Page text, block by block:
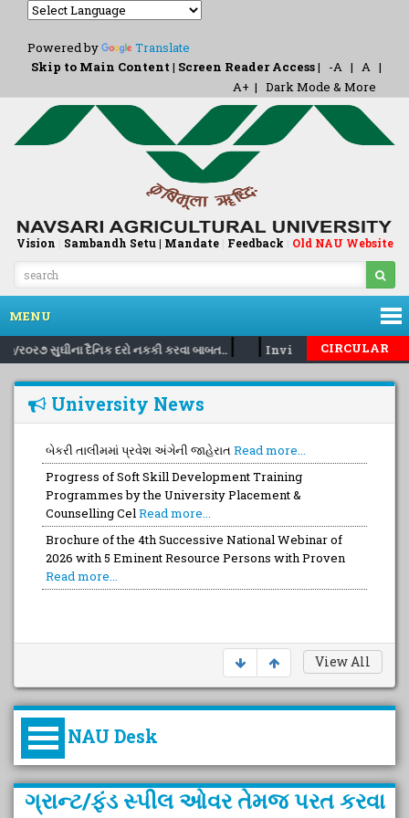
Powered by
Translate
Skip to Main Content | Screen Reader Access| -A | A |
A+ | Dark Mode & More
Vision | Sambandh Setu | Mandate| Feedback | Old NAU Website
MENU
સુઘીના દૈનિક દરો નકકી કરવા બાબત..| | Inviting nomination
CIRCULAR
University News
બેકરી તાલીમમાં પ્રવેશ અંગેની જાહેરાત Read more...
Progress of Soft Skill Development Training
Programmes by the University Placement &
Counselling CelRead more...
Brochure of the 4th Successive National Webinar of
2026 with 5 Eminent Resource Persons with Proven
Read more...
View All
NAU Desk
કુલપતિની પરિવર્તનકારી પહેલનું
વિહંગાવલોકન (ઓક્ટોબર ૨૦૨૦-૨૦૨૫)
ગ્રાન્ટ/ફંડ સ્પીલ ઓવર તેમજ પરત કરવા